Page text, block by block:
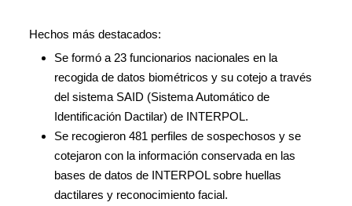
Hechos más destacados:
Se formó a 23 funcionarios nacionales en la
recogida de datos biométricos y su cotejo a través
del sistema SAID (Sistema Automático de
Identificación Dactilar) de INTERPOL.
Se recogieron 481 perfiles de sospechosos y se
cotejaron con la información conservada en las
bases de datos de INTERPOL sobre huellas
dactilares y reconocimiento facial.